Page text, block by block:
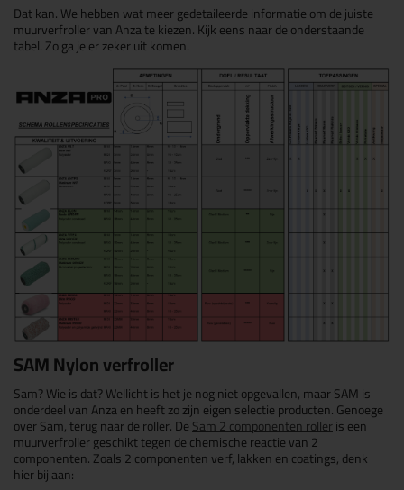
Dat kan. We hebben wat meer gedetaileerde informatie om de juiste
muurverfroller van Anza te kiezen. Kijk eens naar de onderstaande
tabel. Zo ga je er zeker uit komen.
SAM Nylon verfroller
Sam? Wie is dat? Wellicht is het je nog niet opgevallen, maar SAM is
onderdeel van Anza en heeft zo zijn eigen selectie producten. Genoege
over Sam, terug naar de roller. DeSam 2 componenten rolleris een
muurverfroller geschikt tegen de chemische reactie van 2
componenten. Zoals 2 componenten verf, lakken en coatings, denk
hier bij aan: